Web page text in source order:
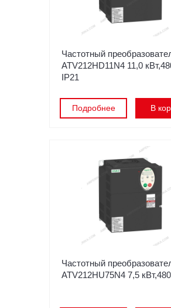
Частотный
ATV212HD11N4 11,0
IP21
Подробнее В
Частотный
ATV212HU75N4 7,5